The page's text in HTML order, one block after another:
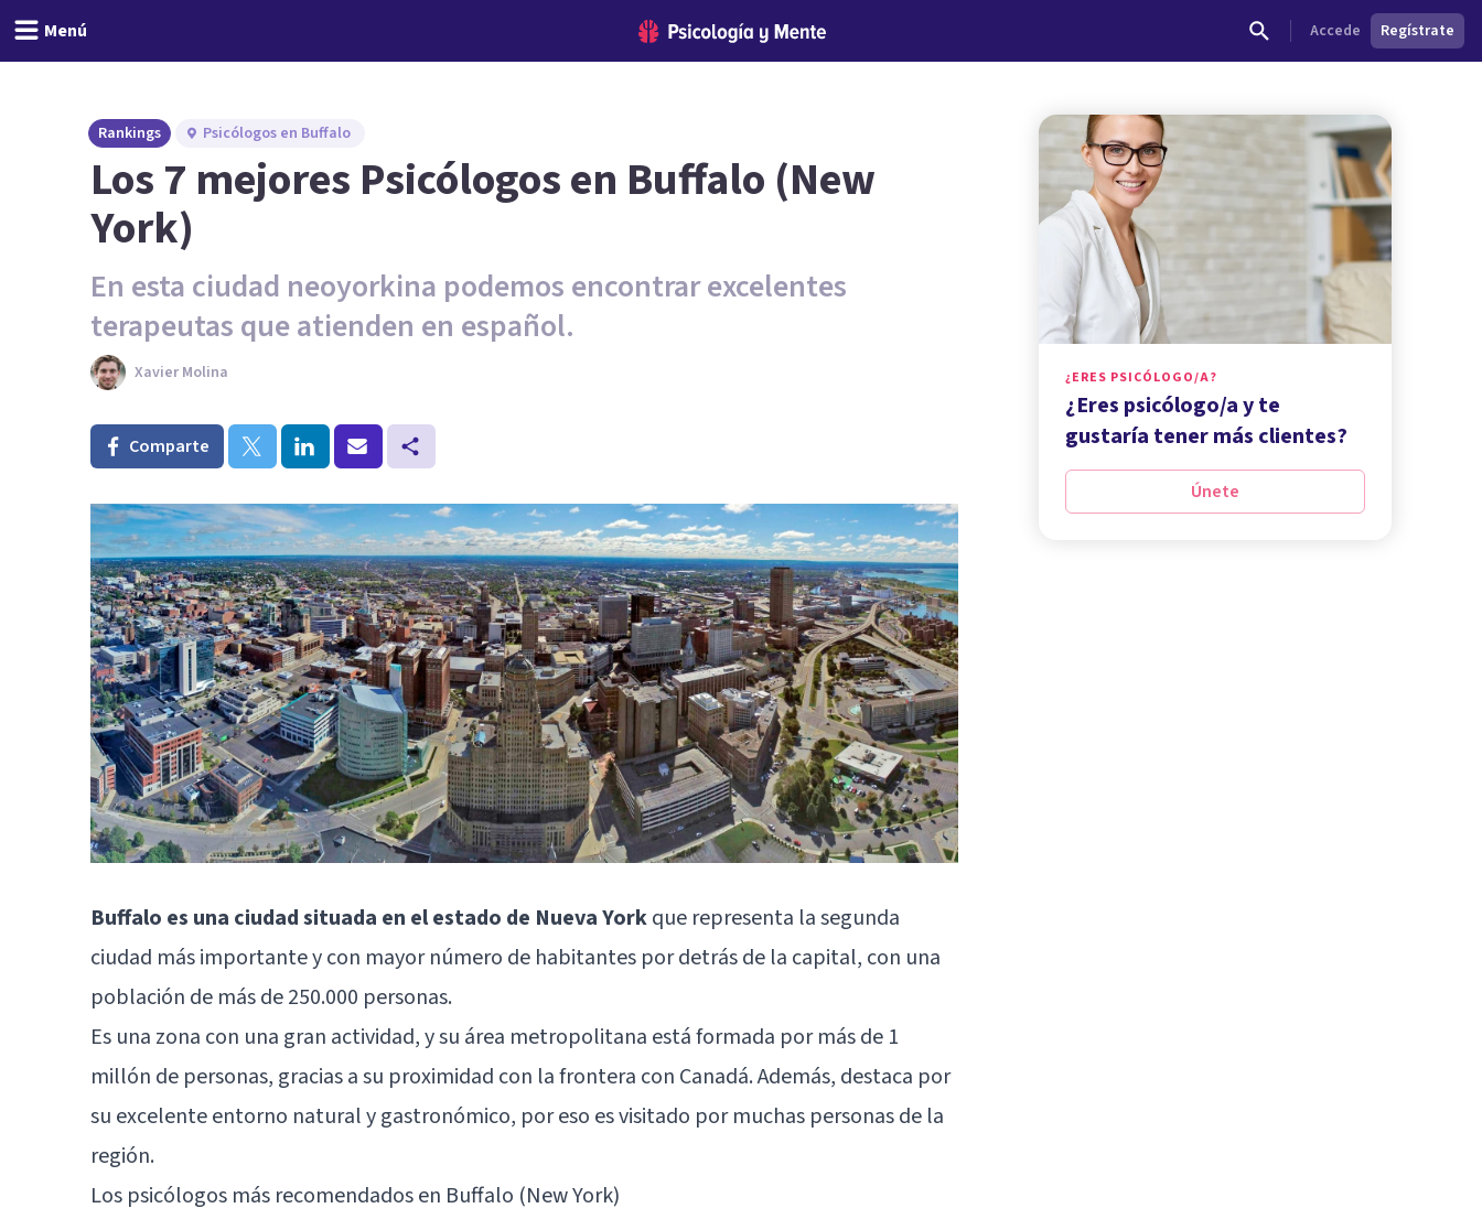
Menú Accede Regístrate
Rankings Psicólogos en Buffalo
Los 7 mejores Psicólogos en Buffalo (New
York)
En esta ciudad neoyorkina podemos encontrar excelentes
terapeutas que atienden en español.
Xavier Molina
Comparte
Buffalo es una ciudad situada en el estado de Nueva Yorkque representa la segunda
ciudad más importante y con mayor número de habitantes por detrás de la capital, con una
población de más de 250.000 personas.
Es una zona con una gran actividad, y su área metropolitana está formada por más de 1
millón de personas, gracias a su proximidad con la frontera con Canadá. Además, destaca por
su excelente entorno natural y gastronómico, por eso es visitado por muchas personas de la
región.
Los psicólogos más recomendados en Buffalo (New York)
¿ERES PSICÓLOGO/A?
¿Eres psicólogo/a y te
gustaría tener más clientes?
Únete